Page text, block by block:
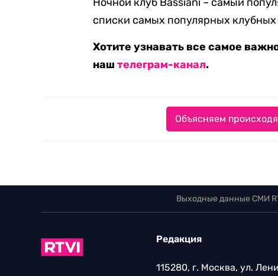
списки самых популярных
Хотите узнавать все самое
наштелеграм-канал.
Объясняем
Выходные данные СМИ
Редакция
115280, г. Москва, ул.